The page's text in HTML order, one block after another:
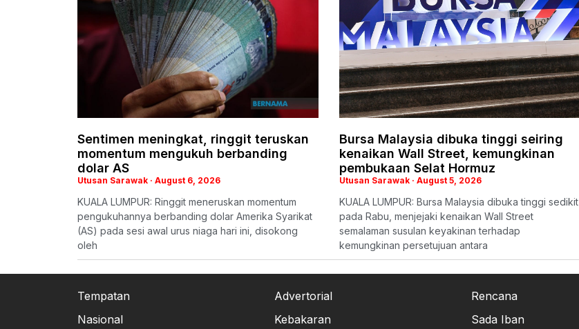
Sentimen meningkat, ringgit teruskan
momentum mengukuh berbanding
dolar AS
Utusan Sarawak August 6, 2026
KUALA LUMPUR: Ringgit meneruskan momentum
pengukuhannya berbanding dolar Amerika Syarikat
(AS) pada sesi awal urus niaga hari ini, disokong
oleh
Bursa Malaysia dibuka tinggi seiring
kenaikan Wall Street, kemungkinan
pembukaan Selat Hormuz
Utusan Sarawak August 5, 2026
KUALA LUMPUR: Bursa Malaysia dibuka tinggi sedikit
pada Rabu, menjejaki kenaikan Wall Street
semalaman susulan keyakinan terhadap
kemungkinan persetujuan antara
Tempatan
Nasional
Advertorial
Kebakaran
Rencana
Sada Iban